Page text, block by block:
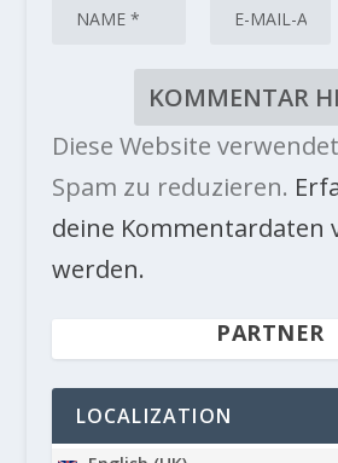
Diese Website
Spam zu reduzieren.
deine Kommentardaten
werden.
PARTNER
LOCALIZATION